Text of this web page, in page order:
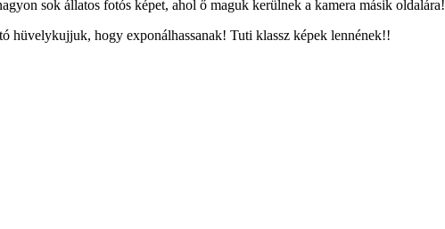
sok állatos fotós képet, ahol ő maguk kerülnek a kamera másik oldalára!
hüvelykujjuk, hogy exponálhassanak! Tuti klassz képek lennének!!